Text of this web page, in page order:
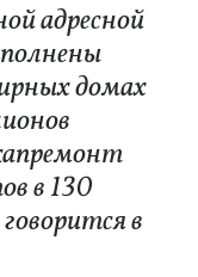
адресной
домах
в 130
в